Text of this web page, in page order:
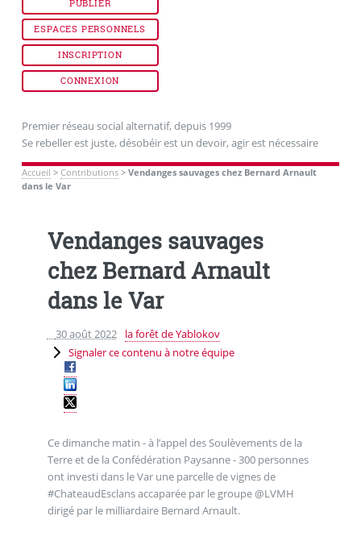
PUBLIER
ESPACES PERSONNELS
INSCRIPTION
CONNEXION
Premier réseau social alternatif, depuis 1999
Se rebeller est juste, désobéir est un devoir, agir est nécessaire
Accueil > Contributions> Vendanges sauvages chez Bernard Arnault
dans le Var
Vendanges sauvages
chez Bernard Arnault
dans le Var
30 août 2022
la forêt de Yablokov
Signaler ce contenu à notre équipe
Ce dimanche matin - à l’appel des Soulèvements de la
Terre et de la Confédération Paysanne - 300 personnes
ont investi dans le Var une parcelle de vignes de
#ChateaudEsclans accaparée par le groupe @LVMH
dirigé par le milliardaire Bernard Arnault.